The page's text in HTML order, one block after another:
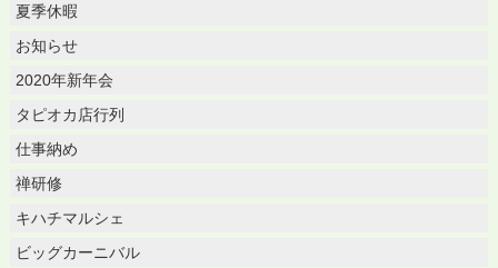
夏季休暇
お知らせ
2020年新年会
タピオカ店行列
仕事納め
禅研修
キハチマルシェ
ビッグカーニバル